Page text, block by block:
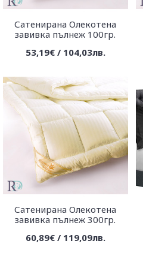
Сатенирана Олекотена
завивка пълнеж 100гр.
53,19€ / 104,03лв.
Сатенирана Олекотена
завивка пълнеж 300гр.
60,89€ / 119,09лв.